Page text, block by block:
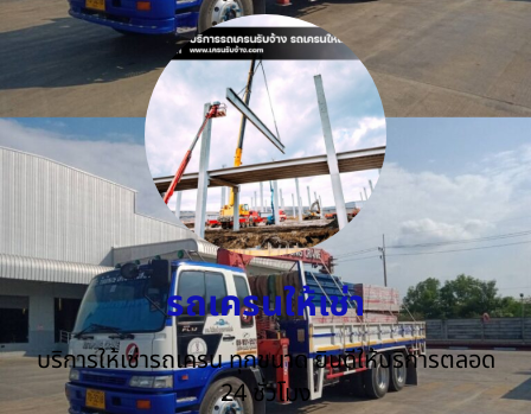
รถเครนให้เช่า
บริการให้เช่ารถเครน ทุกขนาด ยินดีให้บริการตลอด
24 ชั่วโมง